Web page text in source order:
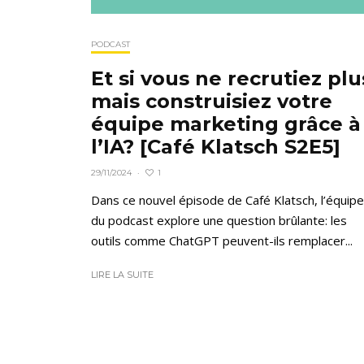
PODCAST
Et si vous ne recrutiez
mais construisiez votre
équipe marketing grâce à
l’IA? [Café Klatsch S2E5]
29/11/2024 · 1
Dans ce nouvel épisode de Café Klatsch, l’équipe
du podcast explore une question brûlante: les
outils comme ChatGPT peuvent-ils remplacer...
LIRE LA SUITE